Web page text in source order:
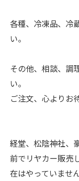
各種、冷凍品、冷
い。
その他、相談、調
い。
ご注文、心よりお
経堂、松陰神社、
前でリヤカー販売
在はやっていませ